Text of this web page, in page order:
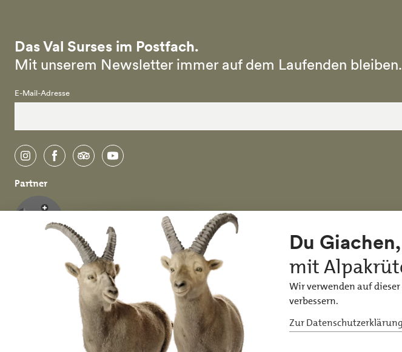
Das Val Surses im Postfach.
Mit unserem Newsletter immer auf dem Laufenden bleiben.
E-Mail-Adresse
instagramfacebooktripadvisoryoutube
Partner
Datenschutz &
Deutsch English